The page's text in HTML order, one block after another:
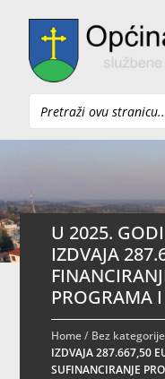
Pretraži
U 2025.
IZDVAJA
PROGRAMA
Home/ Bez kategorije
IZDVAJA 287.667,50
SUFINANCIRANJE